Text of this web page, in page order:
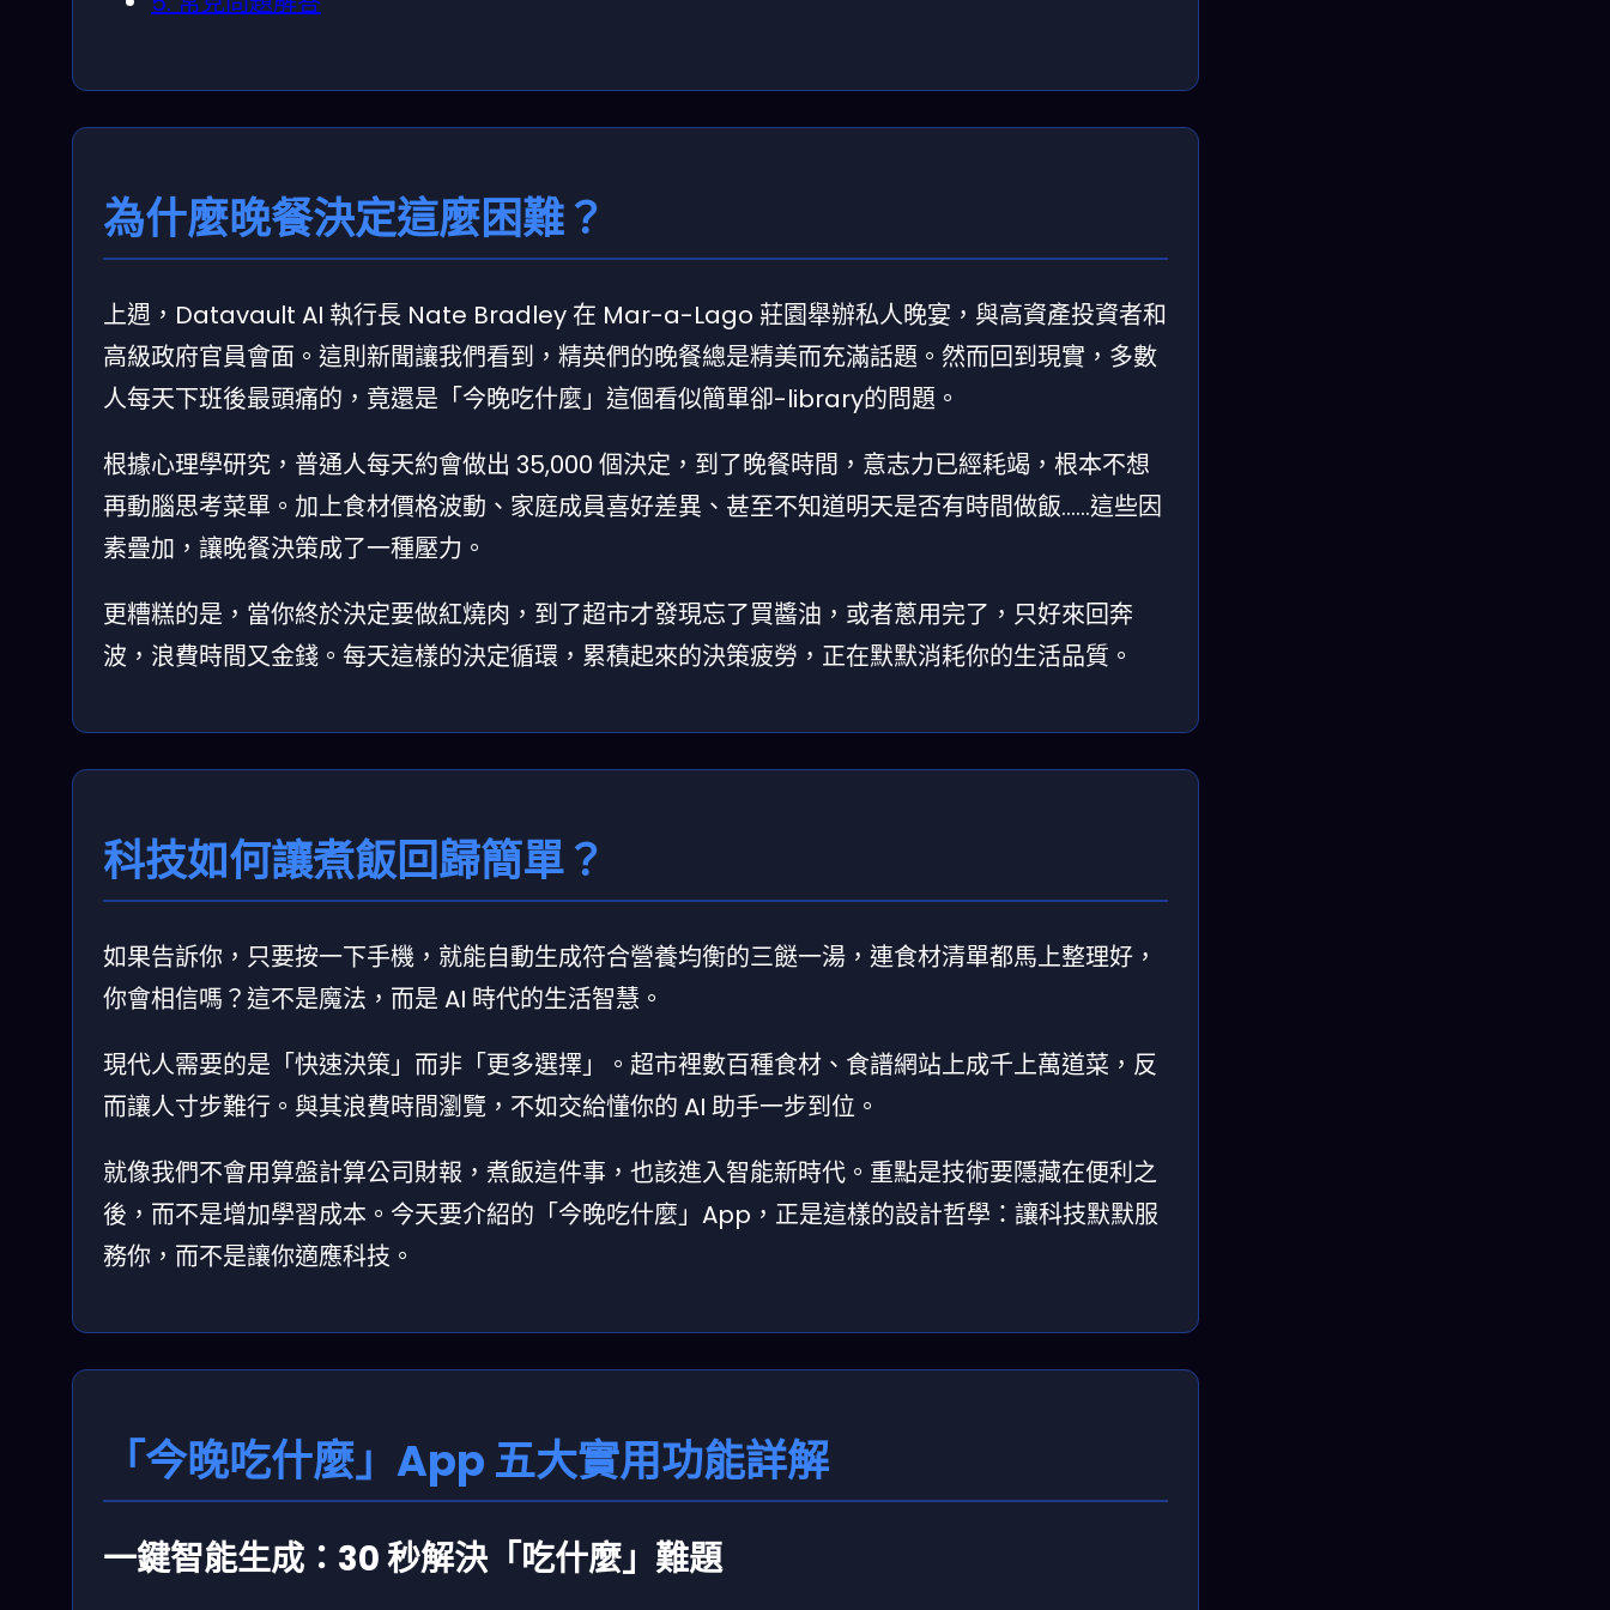
為什麼晚餐決定這麼困難？
上週，Datavault AI 執行長 Nate Bradley 在 Mar-a-Lago 莊園舉辦私人晚宴，與高資產投資者和
高級政府官員會面。這則新聞讓我們看到，精英們的晚餐總是精美而充滿話題。然而回到現實，多數
人每天下班後最頭痛的，竟還是「今晚吃什麼」這個看似簡單卻-library的問題。
根據心理學研究，普通人每天約會做出 35,000 個決定，到了晚餐時間，意志力已經耗竭，根本不想
再動腦思考菜單。加上食材價格波動、家庭成員喜好差異、甚至不知道明天是否有時間做飯……這些因
素疊加，讓晚餐決策成了一種壓力。
更糟糕的是，當你終於決定要做紅燒肉，到了超市才發現忘了買醬油，或者蔥用完了，只好來回奔
波，浪費時間又金錢。每天這樣的決定循環，累積起來的決策疲勞，正在默默消耗你的生活品質。
科技如何讓煮飯回歸簡單？
如果告訴你，只要按一下手機，就能自動生成符合營養均衡的三餸一湯，連食材清單都馬上整理好，
你會相信嗎？這不是魔法，而是 AI 時代的生活智慧。
現代人需要的是「快速決策」而非「更多選擇」。超市裡數百種食材、食譜網站上成千上萬道菜，反
而讓人寸步難行。與其浪費時間瀏覽，不如交給懂你的 AI 助手一步到位。
就像我們不會用算盤計算公司財報，煮飯這件事，也該進入智能新時代。重點是技術要隱藏在便利之
後，而不是增加學習成本。今天要介紹的「今晚吃什麼」App，正是這樣的設計哲學：讓科技默默服
務你，而不是讓你適應科技。
「今晚吃什麼」App 五大實用功能詳解
一鍵智能生成：30 秒解決「吃什麼」難題